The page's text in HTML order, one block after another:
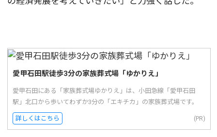
愛甲石田駅徒歩3分の家族葬式場「ゆかりえ」
愛甲石田にある「家族葬式場ゆかりえ」は、小田急線「愛甲石田
駅」北口から歩いてわずか3分の「エキチカ」の家族葬式場です。
詳しくはこちら (PR)